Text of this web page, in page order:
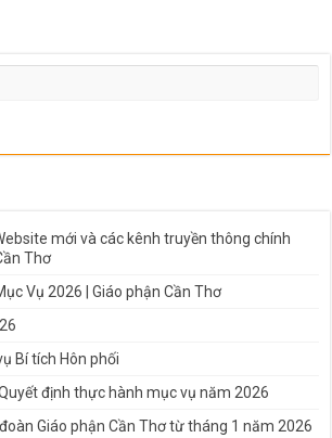
mới và các kênh truyền thông chính
Thơ
Vụ 2026 | Giáo phận Cần Thơ
Bí tích Hôn phối
định thực hành mục vụ năm 2026
Giáo phận Cần Thơ từ tháng 1 năm 2026